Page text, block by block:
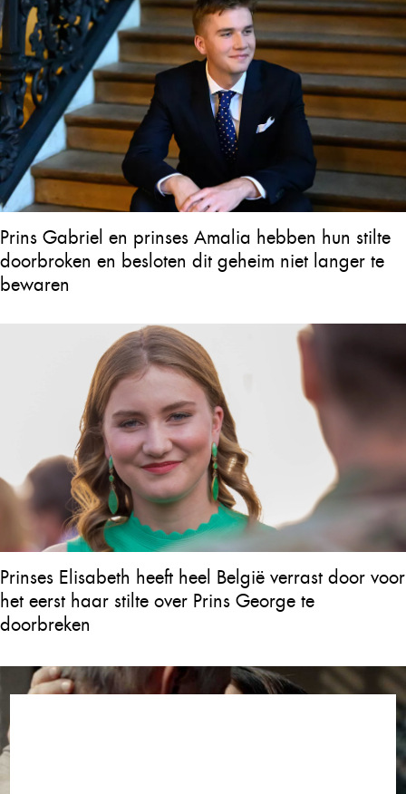
Prins Gabriel en prinses Amalia hebben hun stilte
doorbroken en besloten dit geheim niet langer te
bewaren
Prinses Elisabeth heeft heel België verrast door voor
het eerst haar stilte over Prins George te
doorbreken